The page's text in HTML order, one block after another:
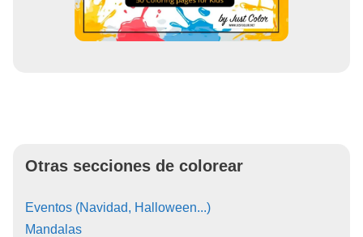
Otras secciones de colorear
Eventos (Navidad, Halloween...)
Mandalas